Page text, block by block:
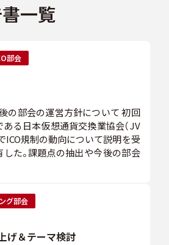
一覧
部会
の部会の運営方針について 初回
ある日本仮想通貨交換業協会（JV
ICO規制の動向について説明を受
した。課題点の抽出や今後の部会
グ部会
上げ＆テーマ検討